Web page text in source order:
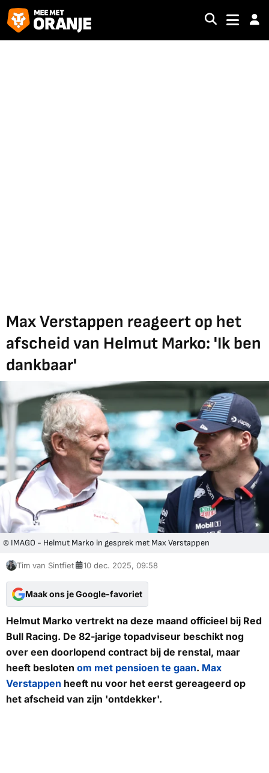
Max Verstappen reageert op het
afscheid van Helmut Marko: 'Ik ben
dankbaar'
© IMAGO - Helmut Marko in gesprek met Max Verstappen
Tim van Sintfiet 10 dec. 2025, 09:58
Maak ons je Google-favoriet
Helmut Marko vertrekt na deze maand officieel bij Red
Bull Racing. De 82-jarige topadviseur beschikt nog
over een doorlopend contract bij de renstal, maar
heeft besloten om met pensioen te gaan. Max
Verstappen heeft nu voor het eerst gereageerd op
het afscheid van zijn 'ontdekker'.